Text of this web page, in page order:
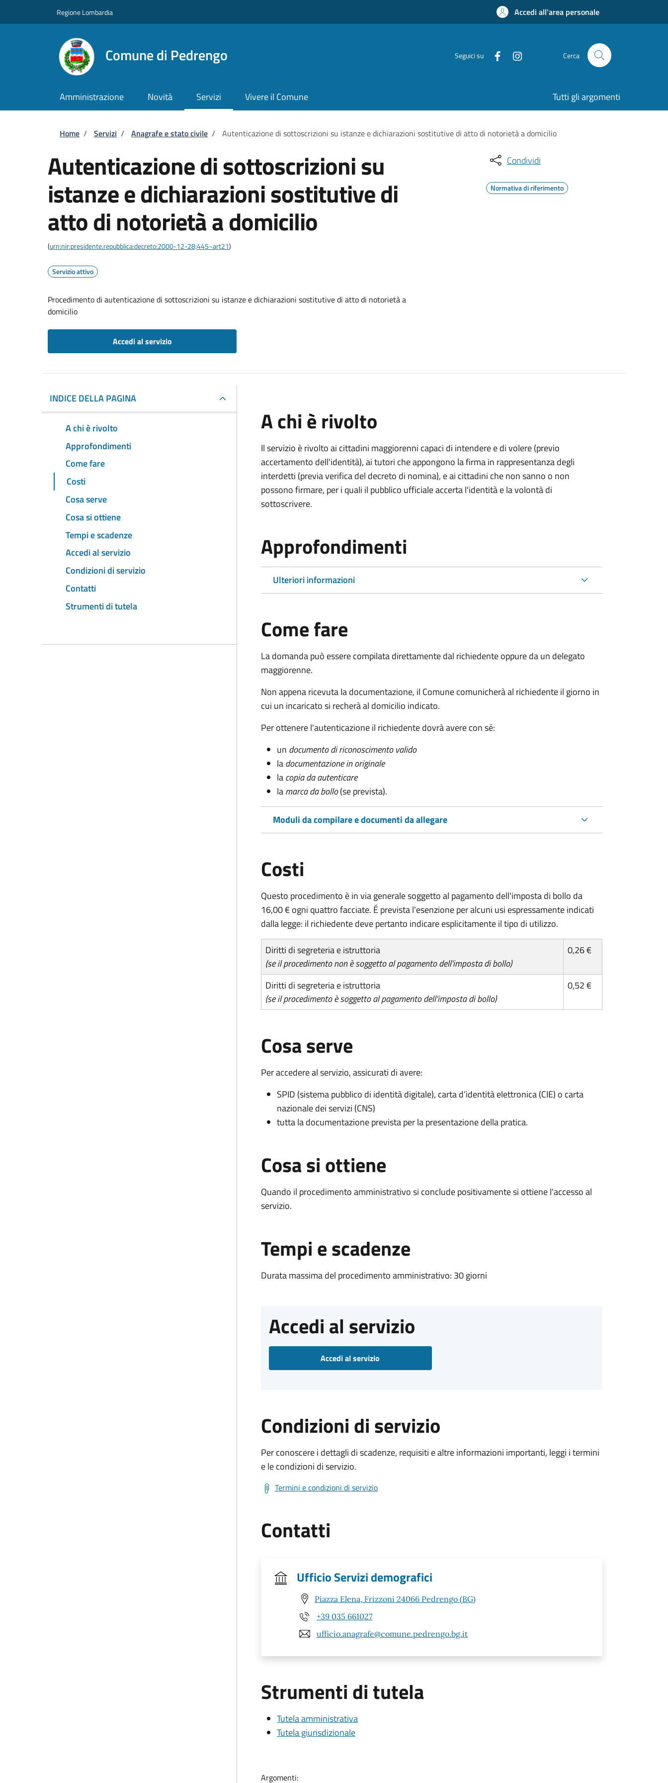
Regione Lombardia Accedi all'area personale
Comune di Pedrengo Seguici su Cerca
Amministrazione Novità Servizi Vivere il Comune Tutti gli argomenti
Briciole di pane
Home / Servizi / Anagrafe e stato civile / Autenticazione di sottoscrizioni su istanze e dichiarazioni sostitutive di atto di notorietà a domicilio
Autenticazione di sottoscrizioni su
istanze e dichiarazioni sostitutive di
atto di notorietà a domicilio
(urn:nir:presidente.repubblica:decreto:2000-12-28;445~art21)
Servizio attivo
Procedimento di autenticazione di sottoscrizioni su istanze e dichiarazioni sostitutive di atto di notorietà a
domicilio
Accedi al servizio
Condividi
Normativa di riferimento
INDICE DELLA PAGINA
A chi è rivolto
Approfondimenti
Come fare
Costi
Cosa serve
Cosa si ottiene
Tempi e scadenze
Accedi al servizio
Condizioni di servizio
Contatti
Strumenti di tutela
A chi è rivolto
Il servizio è rivolto ai cittadini maggiorenni capaci di intendere e di volere (previo
accertamento dell'identità), ai tutori che appongono la firma in rappresentanza degli
interdetti (previa verifica del decreto di nomina), e ai cittadini che non sanno o non
possono firmare, per i quali il pubblico ufficiale accerta l'identità e la volontà di
sottoscrivere.
Approfondimenti
Ulteriori informazioni
Come fare
La domanda può essere compilata direttamente dal richiedente oppure da un delegato
maggiorenne.
Non appena ricevuta la documentazione, il Comune comunicherà al richiedente il giorno in
cui un incaricato si recherà al domicilio indicato.
Per ottenere l'autenticazione il richiedente dovrà avere con sé:
un documento di riconoscimento valido
ladocumentazione in originale
lacopia da autenticare
lamarca da bollo(se prevista).
Moduli da compilare e documenti da allegare
Costi
Questo procedimento è in via generale soggetto al pagamento dell'imposta di bollo da
16,00 € ogni quattro facciate. É prevista l'esenzione per alcuni usi espressamente indicati
dalla legge: il richiedente deve pertanto indicare esplicitamente il tipo di utilizzo.
Diritti di segreteria e istruttoria
(se il procedimento non è soggetto al pagamento dell'imposta di bollo)
0,26 €
Diritti di segreteria e istruttoria
(se il procedimento è soggetto al pagamento dell'imposta di bollo)
0,52 €
Cosa serve
Per accedere al servizio, assicurati di avere:
SPID (sistema pubblico di identità digitale), carta d’identità elettronica (CIE) o carta
nazionale dei servizi (CNS)
tutta la documentazione prevista per la presentazione della pratica.
Cosa si ottiene
Quando il procedimento amministrativo si conclude positivamente si ottiene l'accesso al
servizio.
Tempi e scadenze
Durata massima del procedimento amministrativo: 30 giorni
Accedi al servizio
Accedi al servizio
Condizioni di servizio
Per conoscere i dettagli di scadenze, requisiti e altre informazioni importanti, leggi i termini
e le condizioni di servizio.
Termini e condizioni di servizio
Contatti
Ufficio Servizi demografici
Piazza Elena, Frizzoni 24066 Pedrengo (BG)
+39 035 661027
ufficio.anagrafe@comune.pedrengo.bg.it
Strumenti di tutela
Tutela amministrativa
Tutela giurisdizionale
Argomenti: